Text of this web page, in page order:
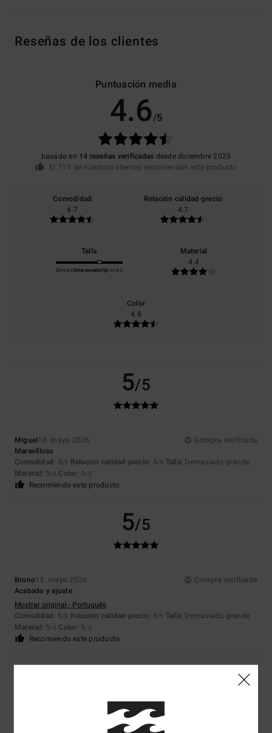
Reseñas de los clientes
Puntuación media
4.6/5
basado en 14 reseñas verificadas desde diciembre 2025
El 71% de nuestros clientes recomiendan este producto
Comodidad
4.7
Relación calidad-precio
4.7
Talla
Demasiado pequeño
Demasiado grande
Material
4.4
Color
4.8
5/5
Miguel18. mayo 2026
Compra verificada
Maravilloso
Comodidad: 5/5 Relación calidad-precio: 5/5 Talla: Demasiado grande
Material: 5 /5 Color: 5/5
Recomiendo este producto
5/5
Bruno13. mayo 2026
Compra verificada
Acabado y ajuste
Mostrar original - Português
Comodidad: 5/5 Relación calidad-precio: 5/5 Talla: Demasiado grande
Material: 5 /5 Color: 5/5
Recomiendo este producto
5